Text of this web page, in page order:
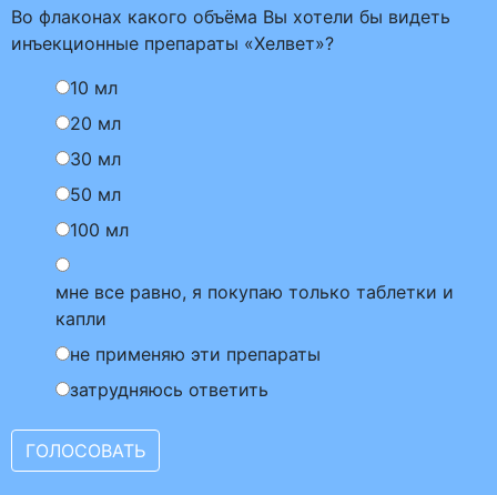
Во флаконах какого объёма Вы хотели бы видеть
инъекционные препараты «Хелвет»?
10 мл
20 мл
30 мл
50 мл
100 мл
мне все равно, я покупаю только таблетки и
капли
не применяю эти препараты
затрудняюсь ответить